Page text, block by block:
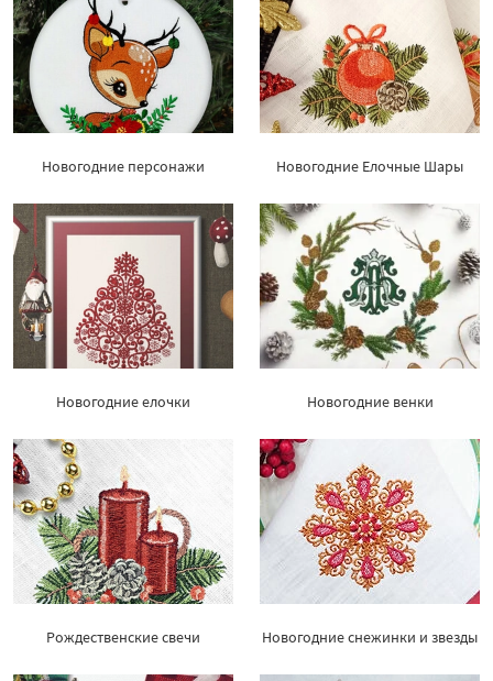
Новогодние персонажи Новогодние Елочные Шары
Новогодние елочки Новогодние венки
Рождественские свечи Новогодние снежинки и звезды